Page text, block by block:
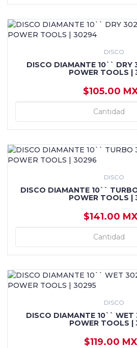
DISCO
DISCO DIAMANTE 10`` DRY
POWER TOOLS |
$105.00
+ AGREGAR
DISCO
DISCO DIAMANTE 10``
POWER TOOLS |
$141.00
+ AGREGAR
DISCO
DISCO DIAMANTE 10`` WET
POWER TOOLS |
$119.00